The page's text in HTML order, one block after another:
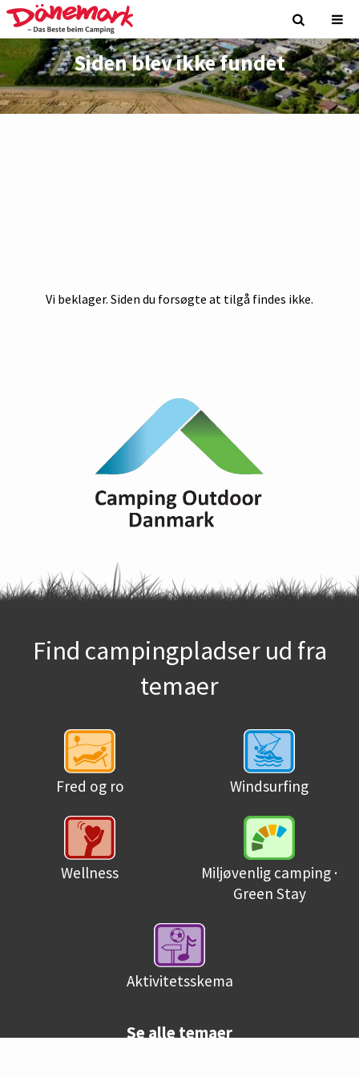
Siden blev ikke fundet
Vi beklager. Siden du forsøgte at tilgå findes ikke.
Find campingpladser ud fra
temaer
Fred og ro Windsurfing
Wellness
Miljøvenlig camping ·
Green Stay
Aktivitetsskema
Se alle temaer